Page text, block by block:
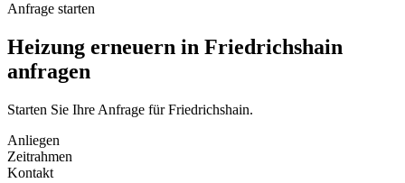
Anfrage starten
Heizung erneuern in Friedrichshain
anfragen
Starten Sie Ihre Anfrage für Friedrichshain.
Anliegen
Zeitrahmen
Kontakt